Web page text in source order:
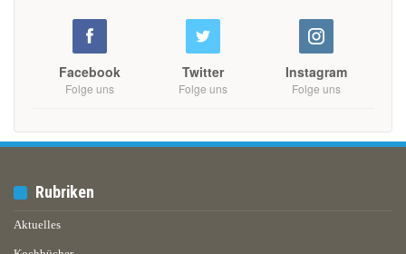
Facebook
Folge uns
Twitter
Folge uns
Instagram
Folge uns
Rubriken
Aktuelles